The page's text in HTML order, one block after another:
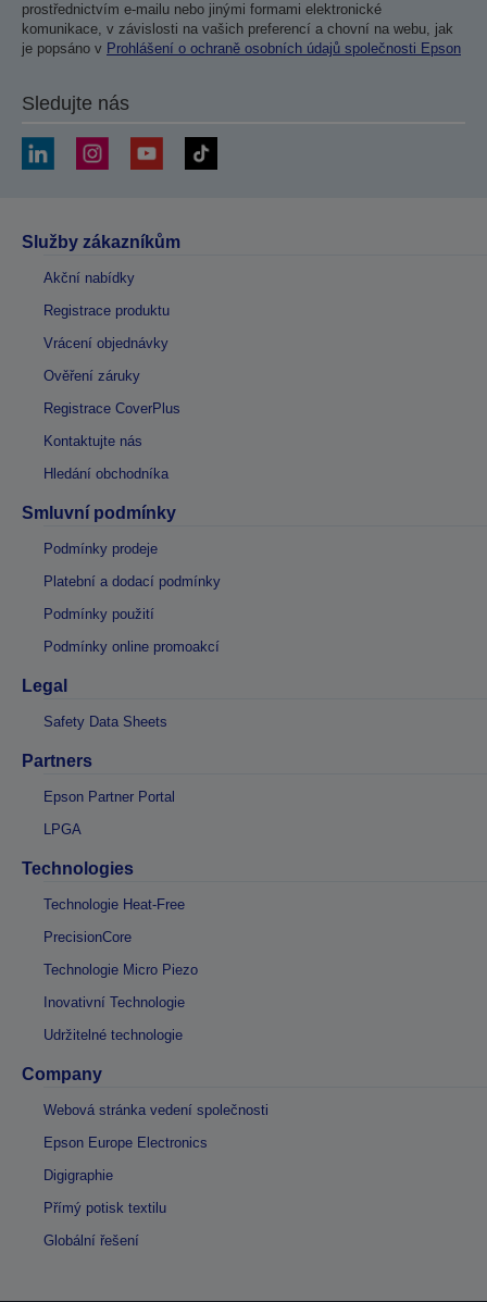
prostřednictvím e-mailu nebo jinými formami elektronické
komunikace, v závislosti na vašich preferencí a chovní na webu, jak
je popsáno v Prohlášení o ochraně osobních údajů společnosti Epson
Sledujte nás
Služby zákazníkům
Akční nabídky
Registrace produktu
Vrácení objednávky
Ověření záruky
Registrace CoverPlus
Kontaktujte nás
Hledání obchodníka
Smluvní podmínky
Podmínky prodeje
Platební a dodací podmínky
Podmínky použití
Podmínky online promoakcí
Legal
Safety Data Sheets
Partners
Epson Partner Portal
LPGA
Technologies
Technologie Heat-Free
PrecisionCore
Technologie Micro Piezo
Inovativní Technologie
Udržitelné technologie
Company
Webová stránka vedení společnosti
Epson Europe Electronics
Digigraphie
Přímý potisk textilu
Globální řešení